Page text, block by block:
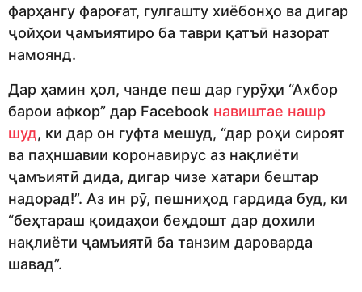
фарҳангу фароғат, гулгашту хиёбонҳо ва дигар
ҷойҳои ҷамъиятиро ба таври қатъӣ назорат
намоянд.
Дар ҳамин ҳол, чанде пеш дар гурӯҳи “Ахбор
барои афкор” дар Facebook навиштае нашр
шуд, ки дар он гуфта мешуд, “дар роҳи сироят
ва паҳншавии коронавирус аз нақлиёти
ҷамъиятӣ дида, дигар чизе хатари бештар
надорад!”. Аз ин рӯ, пешниҳод гардида буд, ки
“беҳтараш қоидаҳои беҳдошт дар дохили
нақлиёти ҷамъиятӣ ба танзим дароварда
шавад”.